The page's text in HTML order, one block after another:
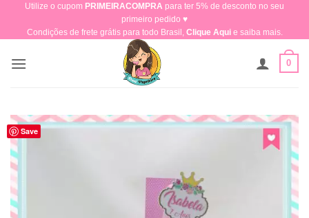
content
Utilize o cupom PRIMEIRACOMPRA para ter 5% de desconto no seu
primeiro pedido ♥​
Condições de frete grátis para todo Brasil, Clique Aquie saiba mais.
0
Save